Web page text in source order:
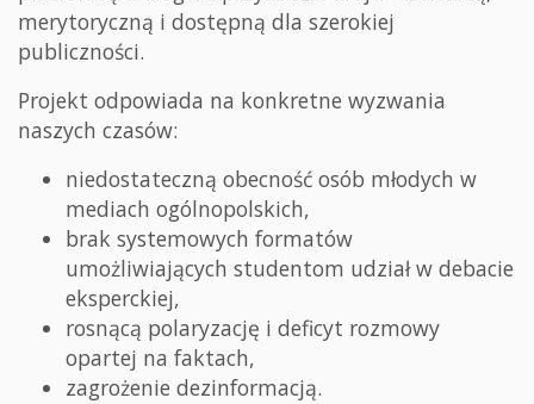
merytoryczną i dostępną dla szerokiej
publiczności.
Projekt odpowiada na konkretne wyzwania
naszych czasów:
niedostateczną obecność osób młodych w
mediach ogólnopolskich,
brak systemowych formatów
umożliwiających studentom udział w debacie
eksperckiej,
rosnącą polaryzację i deficyt rozmowy
opartej na faktach,
zagrożenie dezinformacją.